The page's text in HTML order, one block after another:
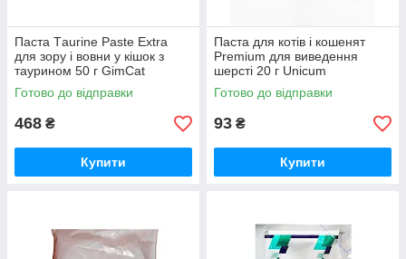
Паста Тaurine Paste Extra
для зору і вовни у кішок з
таурином 50 г GimCat
Готово до відправки
468 ₴
Купити
Паста для котів і кошенят
Premium для виведення
шерсті 20 г Unicum
Готово до відправки
93 ₴
Купити